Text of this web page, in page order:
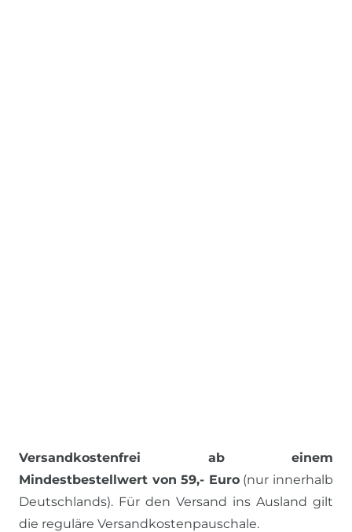
Versandkostenfrei ab einem
Mindestbestellwert von 59,- Euro(nur innerhalb
Deutschlands). Für den Versand ins Ausland gilt
die reguläre Versandkostenpauschale.